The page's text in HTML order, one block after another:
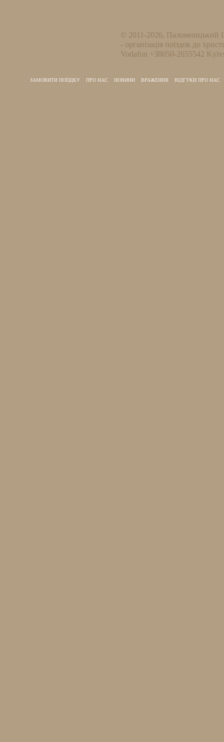
© 2011-2026, Паломницький
- організація поїздок до
Vodafon +38050-2655542
ЗАМОВИТИ ПОЇЗДКУ ПРО НАС НОВИНИ ВРАЖЕННЯ ВІДГУКИ ПРО НАС